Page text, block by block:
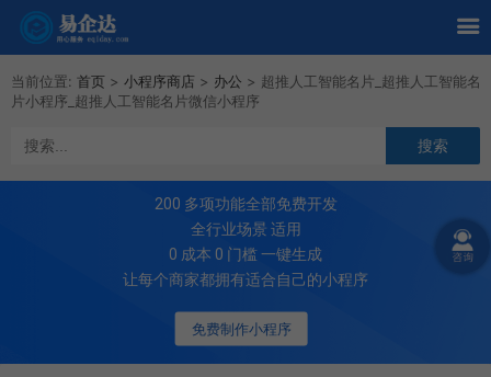
当前位置: 首页 > 小程序商店 > 办公 > 超推人工智能名片_超推人工智能名
片小程序_超推人工智能名片微信小程序
免费制作小程序
200 多项功能全部免费开发
全行业场景 适用
0 成本 0 门槛 一键生成
让每个商家都拥有适合自己的小程序